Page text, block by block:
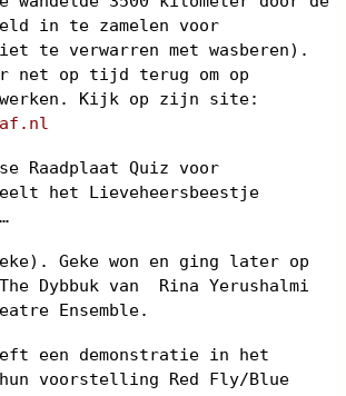
in te zamelen voor
te verwarren met wasberen).
net op tijd terug om op
werken. Kijk op zijn site:
Raadplaat Quiz voor
het Lieveheersbeestje
Geke won en ging later op
Dybbuk van Rina Yerushalmi
Ensemble.
een demonstratie in het
voorstelling Red Fly/Blue